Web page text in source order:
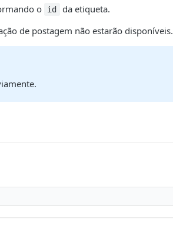
o
id
da etiqueta.
de postagem não estarão disponíveis.